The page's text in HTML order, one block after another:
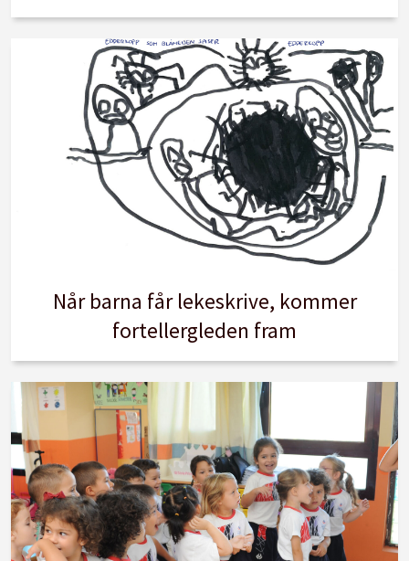
Når barna får lekeskrive, kommer
fortellergleden fram